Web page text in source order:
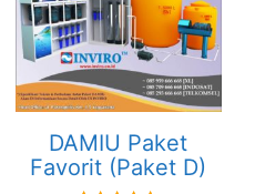
DAMIU Paket
Favorit (Paket D)